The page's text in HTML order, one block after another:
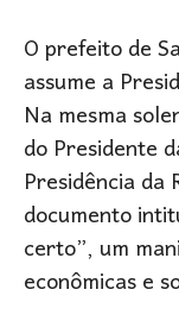
O prefeito de
assume a
Na mesma
do Presidente
Presidência
documento
certo”, um
econômicas e